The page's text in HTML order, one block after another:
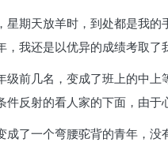
星期天放羊时，到处都是我
我还是以优异的成绩考取了
级前几名，变成了班上的中
反射的看人家的下面，由于
成了一个弯腰驼背的青年，